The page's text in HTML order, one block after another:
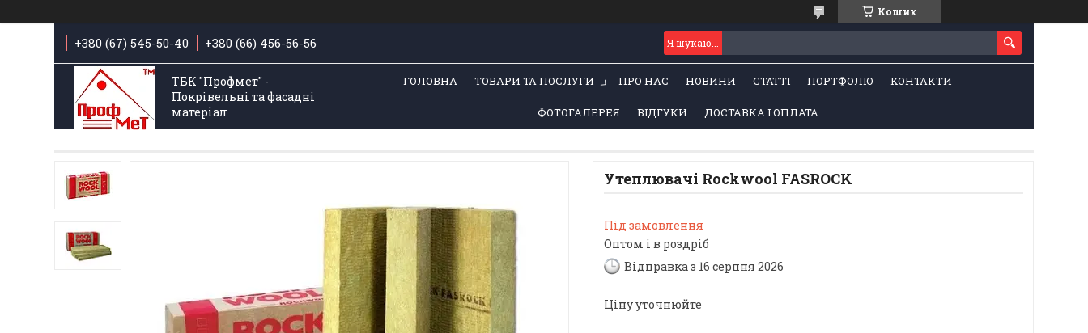
Кошик
+380 (67) 545-50-40 +380 (66) 456-56-56
ТБК "Профмет" -
Покрівельні та фасадні
матеріал
ГОЛОВНА ТОВАРИ ТА ПОСЛУГИ ПРО НАС НОВИНИ СТАТТІ ПОРТФОЛІО КОНТАКТИ
ФОТОГАЛЕРЕЯ ВІДГУКИ ДОСТАВКА І ОПЛАТА
Утеплювачі Rockwool FASROCK
Під замовлення
Оптом і в роздріб
Відправка з 16 серпня 2026
Ціну уточнюйте